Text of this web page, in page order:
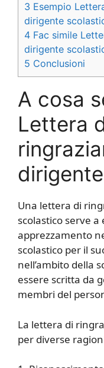
3 Esempio
dirigente
4 Fac simile
dirigente
5 Conclusioni
A cosa
Lettera
Una lettera di
scolastico serve
apprezzamento
scolastico per il
nell’ambito della
essere scritta da
membri del
La lettera di
per diverse